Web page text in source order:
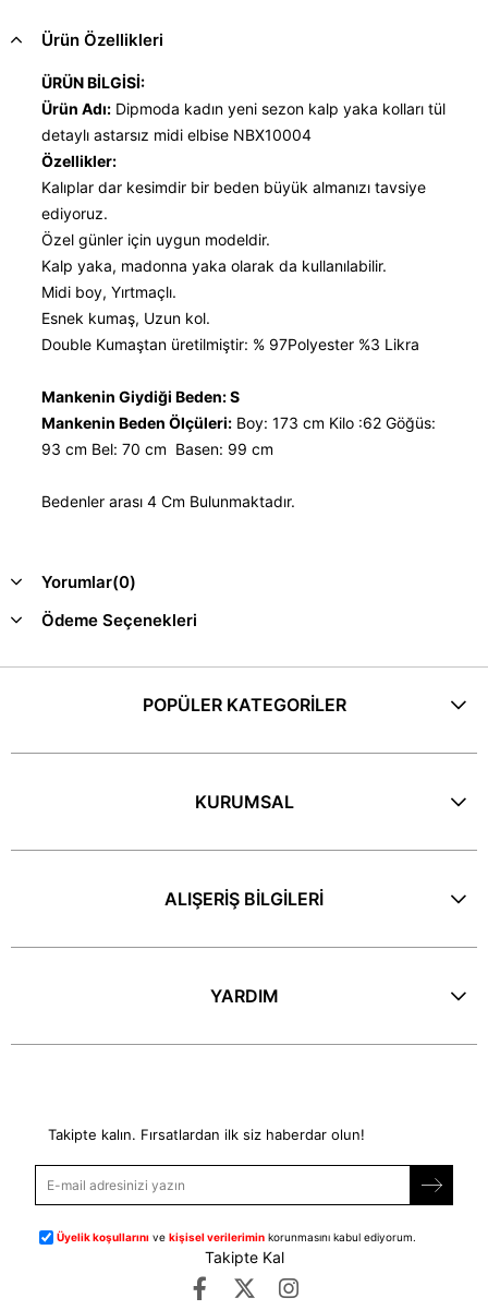
Ürün Özellikleri
ÜRÜN BİLGİSİ:
Ürün Adı: Dipmoda kadın yeni sezon kalp yaka kolları tül
detaylı astarsız midi elbise NBX10004
Özellikler:
Kalıplar dar kesimdir bir beden büyük almanızı tavsiye
ediyoruz.
Özel günler için uygun modeldir.
Kalp yaka, madonna yaka olarak da kullanılabilir.
Midi boy, Yırtmaçlı.
Esnek kumaş, Uzun kol.
Double Kumaştan üretilmiştir: % 97Polyester %3 Likra
Mankenin Giydiği Beden: S
Mankenin Beden Ölçüleri: Boy: 173 cm Kilo :62 Göğüs:
93 cm Bel: 70 cm Basen: 99 cm
Bedenler arası 4 Cm Bulunmaktadır.
Yorumlar(0)
Ödeme Seçenekleri
POPÜLER KATEGORİLER
KURUMSAL
ALIŞERİŞ BİLGİLERİ
YARDIM
Takipte kalın. Fırsatlardan ilk siz haberdar olun!
Üyelik koşullarını vekişisel verilerimin korunmasını kabul ediyorum.
Takipte Kal